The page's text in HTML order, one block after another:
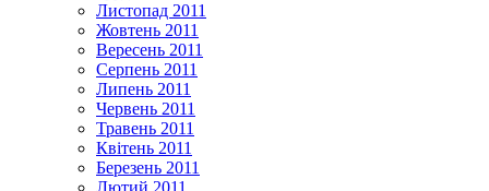
Листопад 2011
Жовтень 2011
Вересень 2011
Серпень 2011
Липень 2011
Червень 2011
Травень 2011
Квітень 2011
Березень 2011